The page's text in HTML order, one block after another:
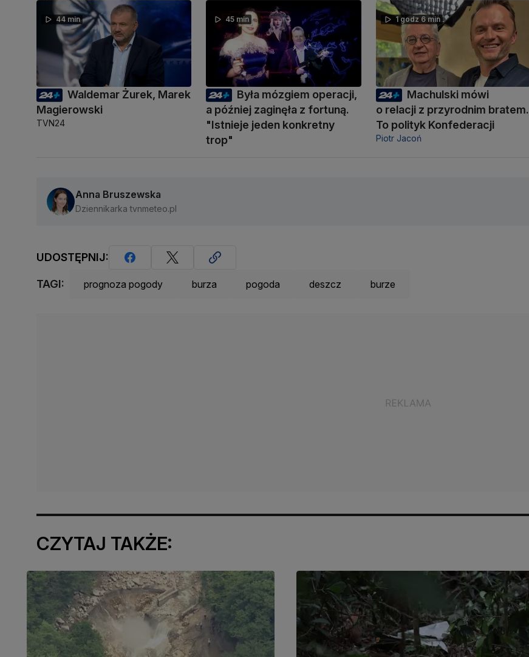
44 min
Waldemar Żurek, Marek
Magierowski
TVN24
45 min
Była mózgiem operacji,
a później zaginęła z fortuną.
"Istnieje jeden konkretny
trop"
1 godz 6 min
Machulski mówi
o relacji z przyrodnim bratem.
To polityk Konfederacji
Piotr Jacoń
Anna Bruszewska
Dziennikarka tvnmeteo.pl
UDOSTĘPNIJ:
TAGI: prognoza pogody burza pogoda deszcz burze
CZYTAJ TAKŻE: